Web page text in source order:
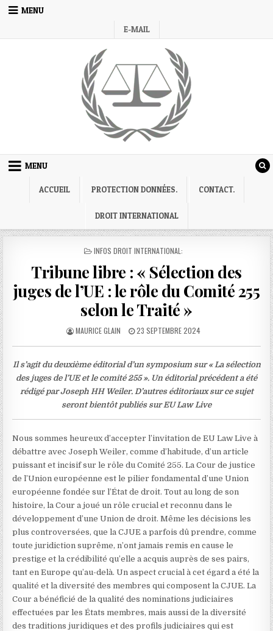
Skip
MENU
E-MAIL
MENU
ACCUEIL PROTECTION DONNÉES. CONTACT.
DROIT INTERNATIONAL
POSTED
INFOS DROIT INTERNATIONAL:
Tribune libre : « Sélection des
juges de l’UE : le rôle du Comité 255
selon le Traité »
AUTHOR:
MAURICE GLAIN
PUBLISHED
23 SEPTEMBRE 2024
Il s’agit du deuxième éditorial d’un symposium sur « La sélection
des juges de l’UE et le comité 255 ». Un éditorial précédent a été
rédigé parJoseph HH Weiler. D’autres éditoriaux sur ce sujet
seront bientôt publiés sur EU Law Live
Nous sommes heureux d’accepter l’invitation de EU Law Live à
débattre avec Joseph Weiler, comme d’habitude, d’un article
puissant et incisif sur le rôle du Comité 255. La Cour de justice
de l’Union européenne est le pilier fondamental d’une Union
européenne fondée sur l’État de droit. Tout au long de son
histoire, la Cour a joué un rôle crucial et reconnu dans le
développement d’une Union de droit. Même les décisions les
plus controversées, que la CJUE a parfois dû prendre, comme
toute juridiction suprême, n’ont jamais remis en cause le
prestige et la crédibilité qu’elle a acquis auprès de ses pairs,
tant en Europe qu’au-delà. Un aspect crucial à cet égard a été la
qualité et la diversité des membres qui composent la CJUE. La
Cour a bénéficié de la qualité des nominations judiciaires
effectuées par les États membres, mais aussi de la diversité
des traditions juridiques et des profils judiciaires qui est